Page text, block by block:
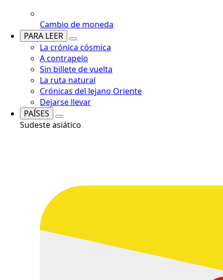
Cambio de moneda
PARA LEER
La crónica cósmica
A contrapelo
Sin billete de vuelta
La ruta natural
Crónicas del lejano Oriente
Dejarse llevar
PAÍSES
Sudeste asiático